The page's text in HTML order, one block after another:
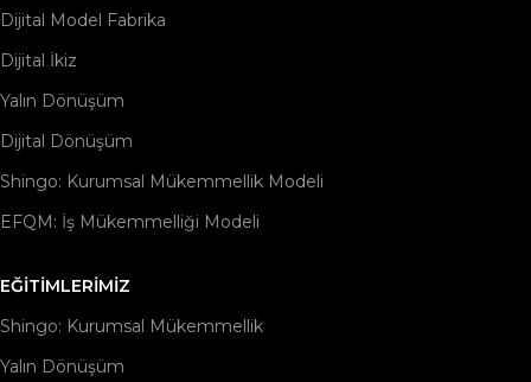
Dijital Model Fabrika
Dijital İkiz
Yalın Dönüşüm
Dijital Dönüşüm
Shingo: Kurumsal Mükemmellik Modeli
EFQM: İş Mükemmelliği Modeli
EĞITIMLERIMIZ
Shingo: Kurumsal Mükemmellik
Yalın Dönüşüm